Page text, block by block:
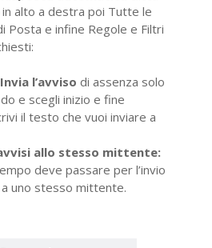
in alto a destra poi Tutte le
Posta e infine Regole e Filtri
Invia l’avviso di assenza solo
e scegli inizio e fine
il testo che vuoi inviare a
allo stesso mittente:
deve passare per l’invio
uno stesso mittente.